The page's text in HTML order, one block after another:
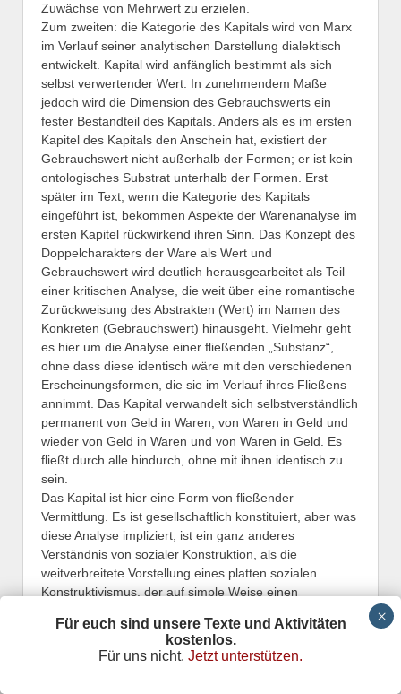
Zuwächse von Mehrwert zu erzielen.
Zum zweiten: die Kategorie des Kapitals wird von Marx
im Verlauf seiner analytischen Darstellung dialektisch
entwickelt. Kapital wird anfänglich bestimmt als sich
selbst verwertender Wert. In zunehmendem Maße
jedoch wird die Dimension des Gebrauchswerts ein
fester Bestandteil des Kapitals. Anders als es im ersten
Kapitel des Kapitals den Anschein hat, existiert der
Gebrauchswert nicht außerhalb der Formen; er ist kein
ontologisches Substrat unterhalb der Formen. Erst
später im Text, wenn die Kategorie des Kapitals
eingeführt ist, bekommen Aspekte der Warenanalyse im
ersten Kapitel rückwirkend ihren Sinn. Das Konzept des
Doppelcharakters der Ware als Wert und
Gebrauchswert wird deutlich herausgearbeitet als Teil
einer kritischen Analyse, die weit über eine romantische
Zurückweisung des Abstrakten (Wert) im Namen des
Konkreten (Gebrauchswert) hinausgeht. Vielmehr geht
es hier um die Analyse einer fließenden „Substanz“,
ohne dass diese identisch wäre mit den verschiedenen
Erscheinungsformen, die sie im Verlauf ihres Fließens
annimmt. Das Kapital verwandelt sich selbstverständlich
permanent von Geld in Waren, von Waren in Geld und
wieder von Geld in Waren und von Waren in Geld. Es
fließt durch alle hindurch, ohne mit ihnen identisch zu
sein.
Das Kapital ist hier eine Form von fließender
Vermittlung. Es ist gesellschaftlich konstituiert, aber was
diese Analyse impliziert, ist ein ganz anderes
Verständnis von sozialer Konstruktion, als die
weitverbreitete Vorstellung eines platten sozialen
Konstruktivismus, der auf simple Weise einen
und dem, was vermeintlich „natürlich“ oder „ontologisch“
ist – eine Position, deren Kritik abstrakt und unbestimmt
Für euch sind unsere Texte und Aktivitäten
kostenlos.
Für uns nicht. Jetzt unterstützen.